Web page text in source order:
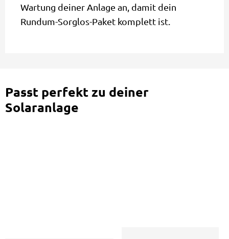
Wartung deiner Anlage an, damit dein
Rundum-Sorglos-Paket komplett ist.
Passt perfekt zu deiner
Solaranlage